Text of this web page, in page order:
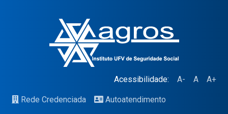
Acessibilidade: A- A A+
Rede Credenciada Autoatendimento